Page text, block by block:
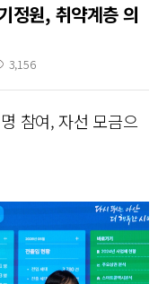
정원, 취약계층 의
3,156
참여, 자선 모금으